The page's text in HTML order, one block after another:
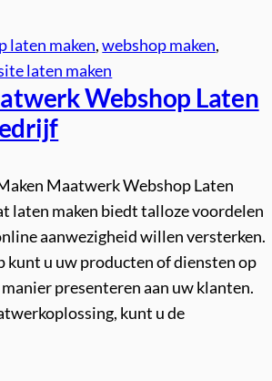
laten maken, webshop maken
laten maken
Webshop Laten
Maatwerk Webshop Laten
laten maken biedt talloze voordelen
aanwezigheid willen versterken.
kunt u uw producten of diensten op
presenteren aan uw klanten.
kunt u de